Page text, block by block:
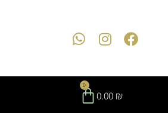
0.00 ₪
0